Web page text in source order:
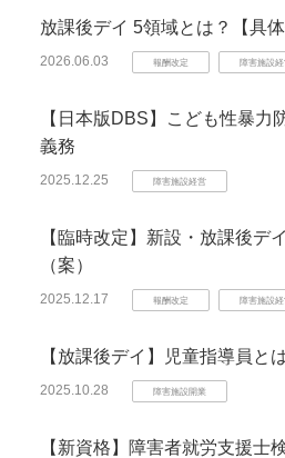
放課後デイ 5領域とは？【具
2026.06.03 報酬改定 障害施設
【日本版DBS】こども性暴力
義務
2025.12.25 障害施設経営
【臨時改定】新設・放課後デ
（案）
2025.12.17 報酬改定 障害施設
【放課後デイ】児童指導員と
2025.10.28 障害施設開業
【新資格】障害者就労支援士